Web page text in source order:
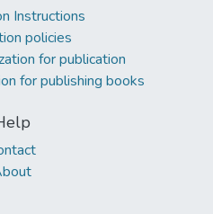
Instructions
policies
for publication
for publishing books